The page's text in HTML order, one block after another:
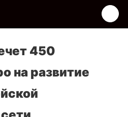
450
на развитие